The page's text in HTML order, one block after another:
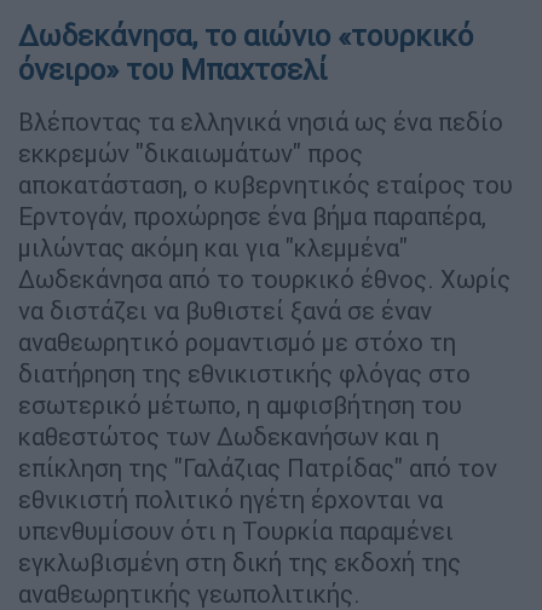
Δωδεκάνησα, το αιώνιο «τουρκικό
όνειρο» του Μπαχτσελί
Βλέποντας τα ελληνικά νησιά ως ένα πεδίο
εκκρεμών "δικαιωμάτων" προς
αποκατάσταση, ο κυβερνητικός εταίρος του
Ερντογάν, προχώρησε ένα βήμα παραπέρα,
μιλώντας ακόμη και για "κλεμμένα"
Δωδεκάνησα από το τουρκικό έθνος. Χωρίς
να διστάζει να βυθιστεί ξανά σε έναν
αναθεωρητικό ρομαντισμό με στόχο τη
διατήρηση της εθνικιστικής φλόγας στο
εσωτερικό μέτωπο, η αμφισβήτηση του
καθεστώτος των Δωδεκανήσων και η
επίκληση της "Γαλάζιας Πατρίδας" από τον
εθνικιστή πολιτικό ηγέτη έρχονται να
υπενθυμίσουν ότι η Τουρκία παραμένει
εγκλωβισμένη στη δική της εκδοχή της
αναθεωρητικής γεωπολιτικής.